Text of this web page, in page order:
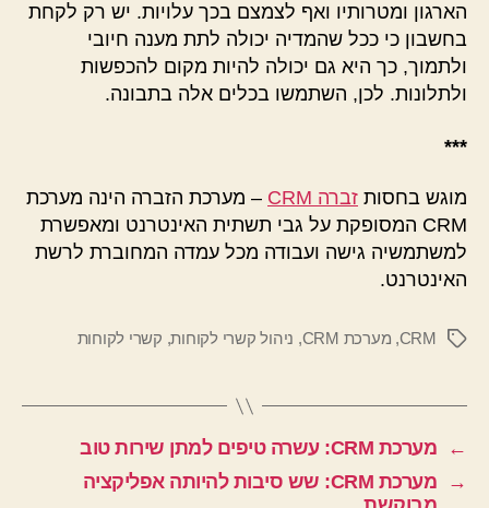
הארגון ומטרותיו ואף לצמצם בכך עלויות. יש רק לקחת
בחשבון כי ככל שהמדיה יכולה לתת מענה חיובי
ולתמוך, כך היא גם יכולה להיות מקום להכפשות
ולתלונות. לכן, השתמשו בכלים אלה בתבונה.
***
מוגש בחסות זברה CRM
– מערכת הזברה הינה מערכת
CRM המסופקת על גבי תשתית האינטרנט ומאפשרת
למשתמשיה גישה ועבודה מכל עמדה המחוברת לרשת
האינטרנט.
תגיותCRM
, מערכת CRM , ניהול קשרי לקוחות, קשרי לקוחות
←
מערכת CRM: עשרה טיפים למתן שירות טוב
→
מערכת CRM: שש סיבות להיותה אפליקציה